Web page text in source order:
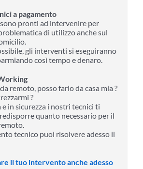
a pagamento
pronti ad intervenire per
di utilizzo anche sul
gli interventi si eseguiranno
così tempo e denaro.
remoto, posso farlo da casa mia ?
?
in sicurezza i nostri tecnici ti
quanto necessario per il
tecnico puoi risolvere adesso il
il tuo intervento anche adesso